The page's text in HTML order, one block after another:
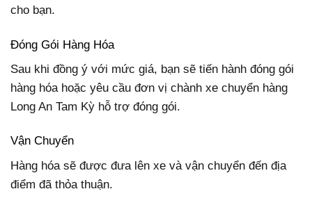
cho bạn.
Đóng Gói Hàng Hóa
Sau khi đồng ý với mức giá, bạn sẽ tiến hành đóng gói
hàng hóa hoặc yêu cầu đơn vị chành xe chuyển hàng
Long An Tam Kỳ hỗ trợ đóng gói.
Vận Chuyển
Hàng hóa sẽ được đưa lên xe và vận chuyển đến địa
điểm đã thỏa thuận.